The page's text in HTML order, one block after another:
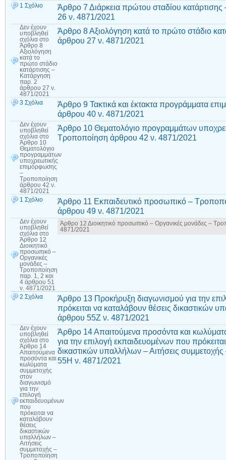
1 Σχόλιο
Άρθρο 7 Διάρκεια πρώτου σταδίου
26 ν. 4871/2021
Δεν έχουν
υποβληθεί
σχόλια στο
Άρθρο 8
Αξιολόγηση
κατά το
πρώτο στάδιο
κατάρτισης –
Κατάργηση
παρ. 2
άρθρου 27 ν.
4871/2021
Άρθρο 8 Αξιολόγηση κατά το πρώτο στάδιο
άρθρου 27 ν. 4871/2021
3 Σχόλια
Άρθρο 9 Τακτικά και έκτακτα προγράμματα
άρθρου 40 ν. 4871/2021
Δεν έχουν
υποβληθεί
σχόλια στο
Άρθρο 10
Θεματολόγιο
προγραμμάτων
υποχρεωτικής
επιμόρφωσης
–
Τροποποίηση
άρθρου 42 ν.
4871/2021
Άρθρο 10 Θεματολόγιο προγραμμάτων
Τροποποίηση άρθρου 42 ν. 4871/2021
1 Σχόλιο
Άρθρο 11 Εκπαιδευτικό προσωπικό –
άρθρου 49 ν. 4871/2021
Δεν έχουν
υποβληθεί
σχόλια στο
Άρθρο 12
Διοικητικό
προσωπικό –
Οργανικές
μονάδες –
Τροποποίηση
παρ. 1, 2 και
4 άρθρου 51
ν. 4871/2021
Άρθρο 12 Διοικητικό προσωπικό – Οργανικές μονάδες –
4871/2021
2 Σχόλια
Άρθρο 13 Προκήρυξη διαγωνισμού για την
πρόκειται να καταλάβουν θέσεις
άρθρου 55Ζ ν. 4871/2021
Δεν έχουν
υποβληθεί
σχόλια στο
Άρθρο 14
Απαιτούμενα
προσόντα και
κωλύματα
συμμετοχής
στον
διαγωνισμό
για την
επιλογή
εκπαιδευομένων
που
πρόκειται να
καταλάβουν
θέσεις
δικαστικών
υπαλλήλων –
Αιτήσεις
συμμετοχής –
Τροποποίηση
Άρθρο 14 Απαιτούμενα προσόντα και
για την επιλογή εκπαιδευομένων που
δικαστικών υπαλλήλων – Αιτήσεις
55Η ν. 4871/2021